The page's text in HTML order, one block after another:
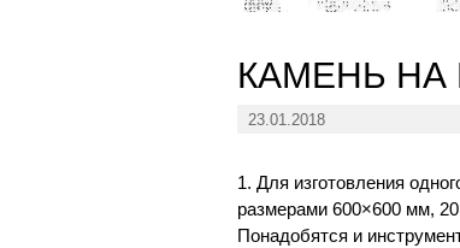
КАМЕНЬ НА
23.01.2018
1. Для изготовления
размерами 600×600 мм,
Понадобятся и